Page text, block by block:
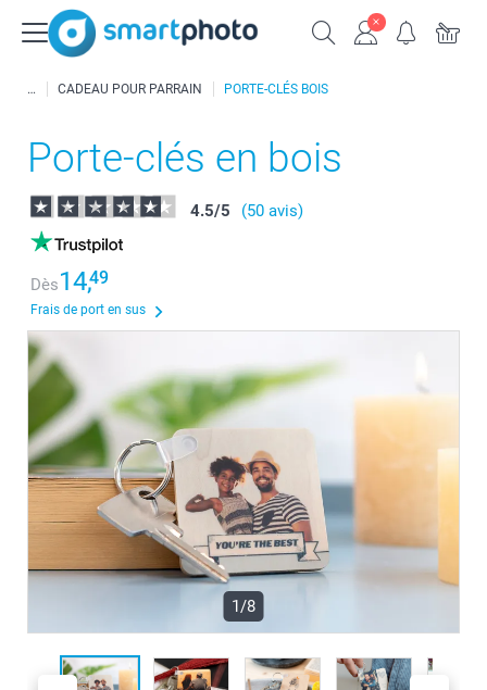
CADEAU POUR PARRAIN PORTE-CLÉS BOIS
Porte-clés en bois
4.5/5 (50 avis)
Dès14,49
Frais de port en sus
1/8